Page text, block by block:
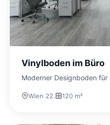
Vinylboden im Büro
Moderner Designboden
Wien 22. 120 m²